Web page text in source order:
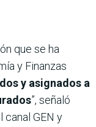
que se ha
y Finanzas
y asignados a
”, señaló
canal GEN y